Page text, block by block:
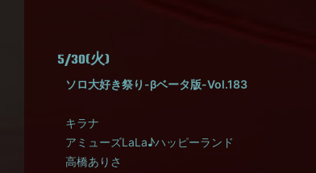
5/30(火)
ソロ大好き祭り-βベータ版-Vol.183
キラナ
アミューズLaLa♪ハッピーランド
高橋ありさ